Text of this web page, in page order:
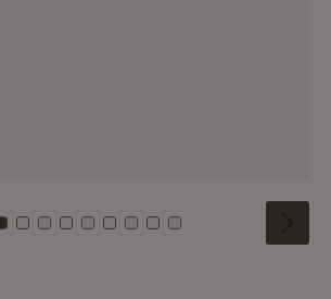
Zu Kachel: 0
Zu Kachel: 1
Zu Kachel: 2
Zu Kachel: 3
Zu Kachel: 4
Zu Kachel: 5
Zu Kachel: 6
Zu Kachel: 7
Zu Kachel: 8